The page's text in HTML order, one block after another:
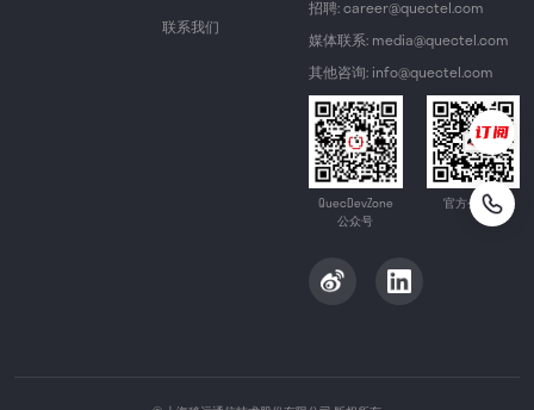
联系我们
招聘: career@quectel.com
媒体联系: media@quectel.com
其他咨询: info@quectel.com
QuecDevZone
公众号
官方公众号